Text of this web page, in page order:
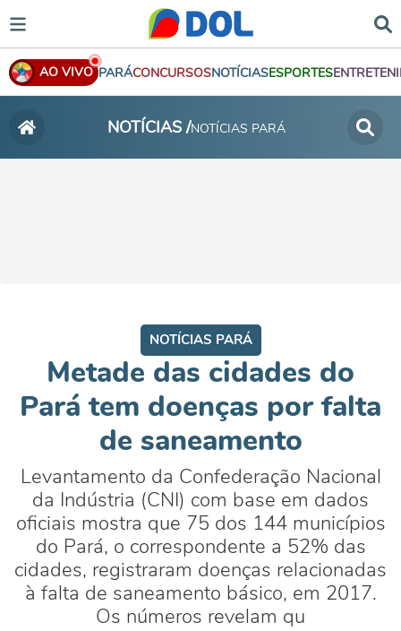
AO VIVO PARÁCONCURSOSNOTÍCIASESPORTES
NOTÍCIAS /NOTÍCIAS PARÁ
NOTÍCIAS PARÁ
Metade das cidades do
Pará tem doenças por falta
de saneamento
Levantamento da Confederação Nacional
da Indústria (CNI) com base em dados
oficiais mostra que 75 dos 144 municípios
do Pará, o correspondente a 52% das
cidades, registraram doenças relacionadas
à falta de saneamento básico, em 2017.
Os números revelam qu